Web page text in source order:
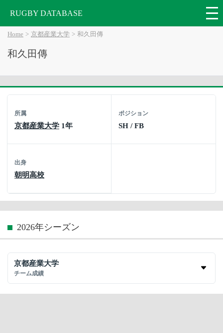
RUGBY DATABASE
Home 京都産業大学 和久田傳
和久田傳
所属
京都産業大学 1年
ポジション
SH / FB
出身
朝明高校
2026年シーズン
京都産業大学
チーム成績